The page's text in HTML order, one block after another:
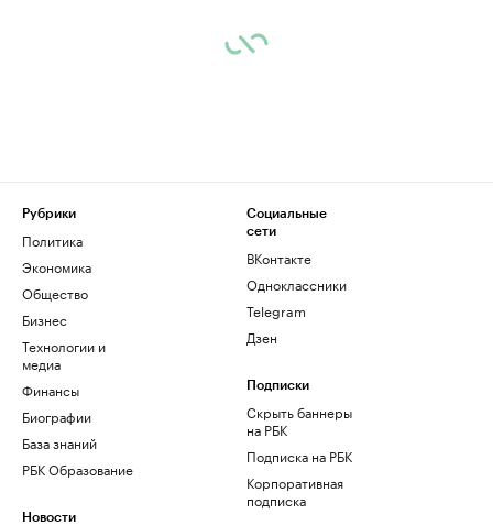
Рубрики
Политика
Экономика
Общество
Бизнес
Технологии и
медиа
Финансы
Биографии
База знаний
РБК Образование
Новости
Социальные
сети
ВКонтакте
Одноклассники
Telegram
Дзен
Подписки
Скрыть баннеры
на РБК
Подписка на РБК
Корпоративная
подписка